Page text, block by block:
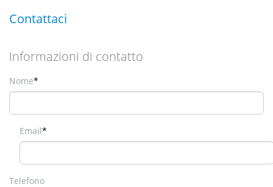
Contattaci
Informazioni di contatto
*
Nome
*
Email
Telefono